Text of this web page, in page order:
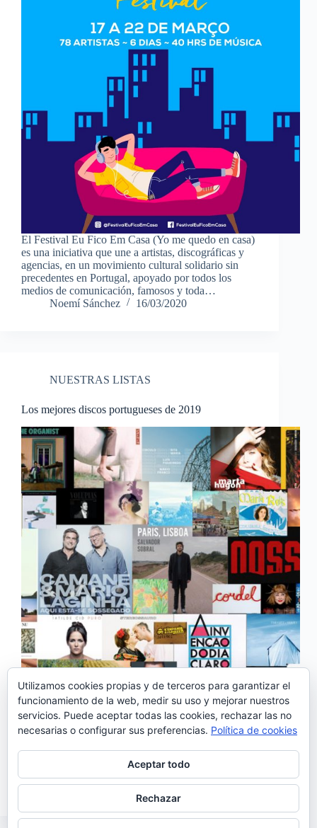
El Festival Eu Fico Em Casa (Yo me quedo en casa)
es una iniciativa que une a artistas, discográficas y
agencias, en un movimiento cultural solidario sin
precedentes en Portugal, apoyado por todos los
medios de comunicación, famosos y toda…
Noemí Sánchez
16/03/2020
NUESTRAS LISTAS
Los mejores discos portugueses de 2019
Como ya es tradición, un año más os presentamos la
lista de los mejores discos portugueses de 2019. Ha
vuelto a ser muy difícil hacer una selección de los
discos que más nos han gustado, ya que cada año
Noemí Sánchez
31/12/2019
2 comentarios
Utilizamos cookies propias y de terceros para garantizar el
funcionamiento de la web, medir su uso y mejorar nuestros
servicios. Puede aceptar todas las cookies, rechazar las no
necesarias o configurar sus preferencias. Política de cookies
Aceptar todo
Rechazar